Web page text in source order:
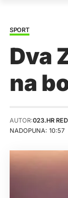
SPORT
Dva
na
NADOPUNA: 10:57
AUTOR:023.HR